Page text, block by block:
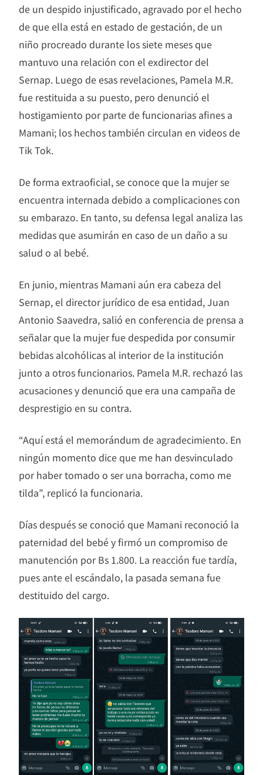
de un despido injustificado, agravado por el hecho
de que ella está en estado de gestación, de un
niño procreado durante los siete meses que
mantuvo una relación con el exdirector del
Sernap. Luego de esas revelaciones, Pamela M.R.
fue restituida a su puesto, pero denunció el
hostigamiento por parte de funcionarias afines a
Mamani; los hechos también circulan en videos de
Tik Tok.
De forma extraoficial, se conoce que la mujer se
encuentra internada debido a complicaciones con
su embarazo. En tanto, su defensa legal analiza las
medidas que asumirán en caso de un daño a su
salud o al bebé.
En junio, mientras Mamani aún era cabeza del
Sernap, el director jurídico de esa entidad, Juan
Antonio Saavedra, salió en conferencia de prensa a
señalar que la mujer fue despedida por consumir
bebidas alcohólicas al interior de la institución
junto a otros funcionarios. Pamela M.R. rechazó las
acusaciones y denunció que era una campaña de
desprestigio en su contra.
“Aquí está el memorándum de agradecimiento. En
ningún momento dice que me han desvinculado
por haber tomado o ser una borracha, como me
tilda”, replicó la funcionaria.
Días después se conoció que Mamani reconoció la
paternidad del bebé y firmó un compromiso de
manutención por Bs 1.800. La reacción fue tardía,
pues ante el escándalo, la pasada semana fue
destituido del cargo.